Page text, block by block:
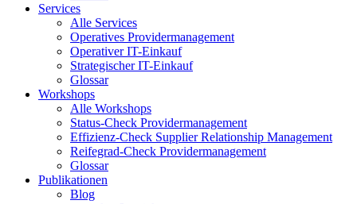
Services
Alle Services
Operatives Providermanagement
Operativer IT-Einkauf
Strategischer IT-Einkauf
Glossar
Workshops
Alle Workshops
Status-Check Providermanagement
Effizienz-Check Supplier Relationship Management
Reifegrad-Check Providermanagement
Glossar
Publikationen
Blog